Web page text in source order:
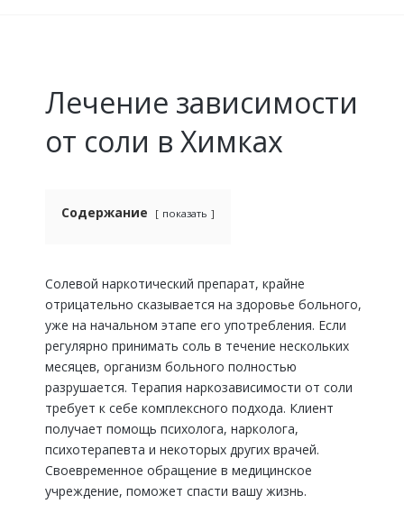
Лечение зависимости
от соли в Химках
Содержание показать
Солевой наркотический препарат, крайне
отрицательно сказывается на здоровье больного,
уже на начальном этапе его употребления. Если
регулярно принимать соль в течение нескольких
месяцев, организм больного полностью
разрушается. Терапия наркозависимости от соли
требует к себе комплексного подхода. Клиент
получает помощь психолога, нарколога,
психотерапевта и некоторых других врачей.
Своевременное обращение в медицинское
учреждение, поможет спасти вашу жизнь.